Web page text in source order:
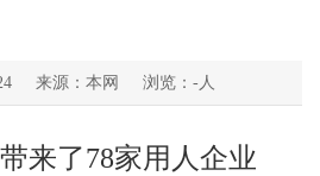
来源：本网 浏览： - 人
来了78家用人企业